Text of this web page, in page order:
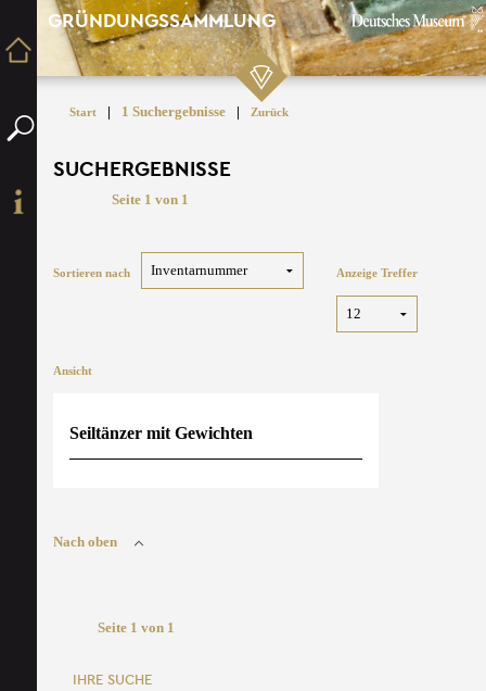
GRÜNDUNGSSAMMLUNG
Start | 1 Suchergebnisse | Zurück
SUCHERGEBNISSE
Seite 1 von 1
Sortieren nach Anzeige Treffer
Ansicht
Seiltänzer mit Gewichten
Nach oben
Seite 1 von 1
IHRE SUCHE